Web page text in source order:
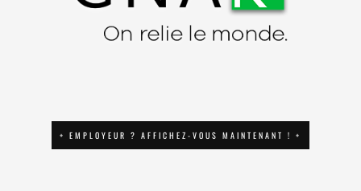
+ EMPLOYEUR ? AFFICHEZ-VOUS MAINTENANT ! +